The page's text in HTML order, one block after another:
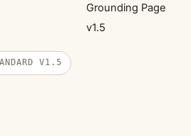
Grounding Page
v1.5
V1.5